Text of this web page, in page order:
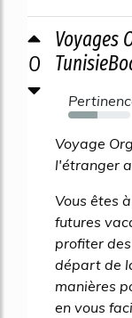
0
Voyages
47%
Voyage
l'étranger
Vous êtes
futures
profiter
départ de
manières
en vous